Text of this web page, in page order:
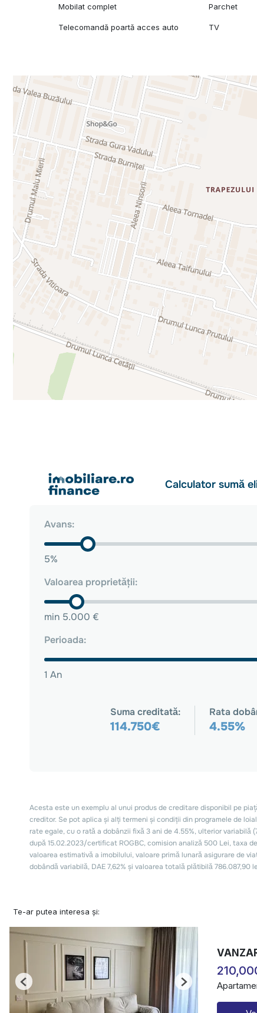
Mobilat complet Parchet
Telecomandă poartă acces auto TV
Te-ar putea interesa și:
Previous Next